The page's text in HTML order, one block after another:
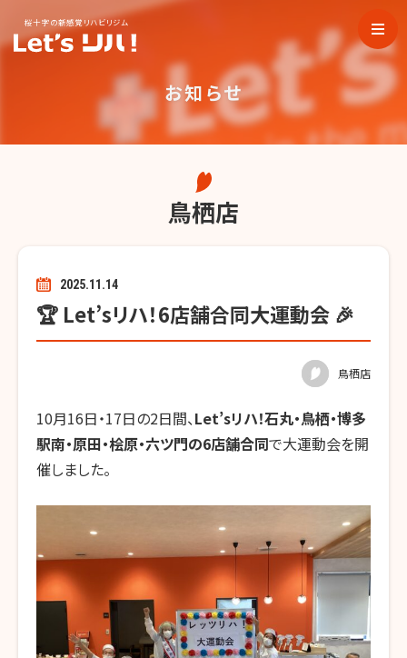
桜十字の新感覚リハビリジム
お知らせ
鳥栖店
2025.11.14
🏆 Let’sリハ！6店舗合同大運動会 🎉
鳥栖店
10月16日・17日の2日間、Let’sリハ！石丸・鳥栖・博多
駅南・原田・桧原・六ツ門の6店舗合同で大運動会を開
催しました。